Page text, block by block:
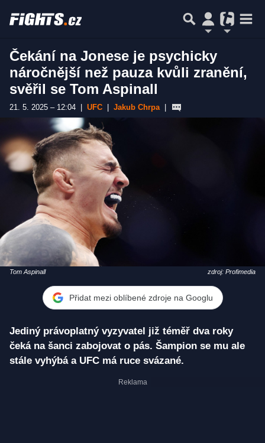
Čekání na Jonese je psychicky
náročnější než pauza kvůli zranění,
svěřil se Tom Aspinall
21. 5. 2025 – 12:04 UFC Jakub Chrpa
Tom Aspinall zdroj: Profimedia
Přidat mezi oblíbené zdroje na Googlu
Jediný právoplatný vyzyvatel již téměř dva roky
čeká na šanci zabojovat o pás. Šampion se mu ale
stále vyhýbá a UFC má ruce svázané.